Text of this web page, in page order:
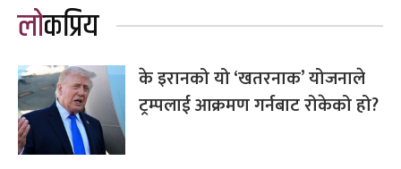
लोकप्रिय
के इरानको यो ‘खतरनाक’ योजनाले
ट्रम्पलाई आक्रमण गर्नबाट रोकेको हो?